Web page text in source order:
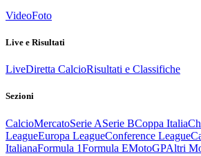
VideoFoto
Live e Risultati
LiveDiretta CalcioRisultati e Classifiche
Sezioni
CalcioMercatoSerie ASerie BCoppa Italia
LeagueEuropa LeagueConference League
ItalianaFormula 1Formula EMotoGPAltri